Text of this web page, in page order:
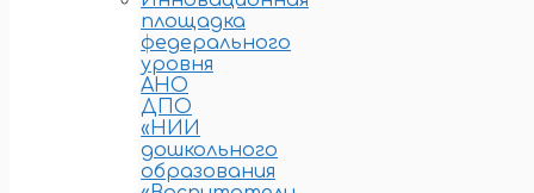
площадка
федерального
уровня
АНО
ДПО
«НИИ
дошкольного
образования